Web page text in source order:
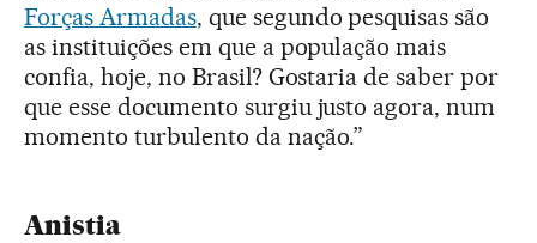
Forças Armadas, que segundo pesquisas são
as instituições em que a população mais
confia, hoje, no Brasil? Gostaria de saber por
que esse documento surgiu justo agora, num
momento turbulento da nação.”
Anistia